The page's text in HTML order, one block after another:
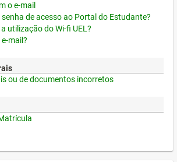
o e-mail
de acesso ao Portal do Estudante?
utilização do Wi-fi UEL?
mail?
ou de documentos incorretos